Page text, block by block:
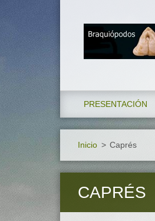
PRESENTACIÓN
Inicio > Caprés
CAPRÉS